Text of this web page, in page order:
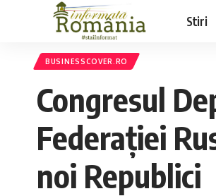
Stiri
BUSINESSCOVER.RO
Congresul
Federației
noi Republici